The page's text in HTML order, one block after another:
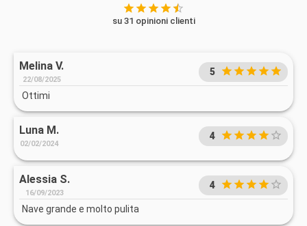
su 31 opinioni clienti
Melina V.
22/08/2025
5
Ottimi
Luna M.
02/02/2024
4
Alessia S.
16/09/2023
4
Nave grande e molto pulita